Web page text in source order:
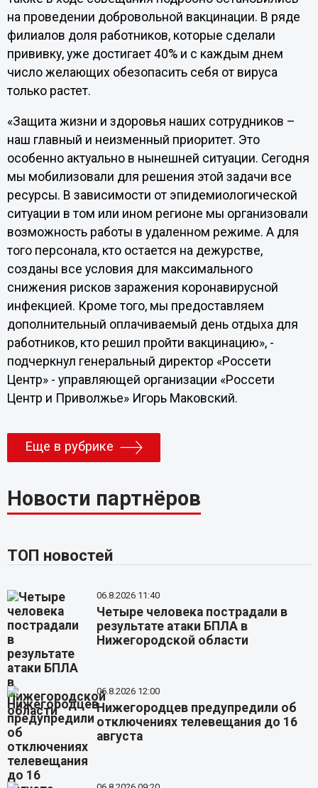
на проведении добровольной вакцинации. В ряде
филиалов доля работников, которые сделали
прививку, уже достигает 40% и с каждым днем
число желающих обезопасить себя от вируса
только растет.
«Защита жизни и здоровья наших сотрудников –
наш главный и неизменный приоритет. Это
особенно актуально в нынешней ситуации. Сегодня
мы мобилизовали для решения этой задачи все
ресурсы. В зависимости от эпидемиологической
ситуации в том или ином регионе мы организовали
возможность работы в удаленном режиме. А для
того персонала, кто остается на дежурстве,
созданы все условия для максимального
снижения рисков заражения коронавирусной
инфекцией. Кроме того, мы предоставляем
дополнительный оплачиваемый день отдыха для
работников, кто решил пройти вакцинацию», -
подчеркнул генеральный директор «Россети
Центр» - управляющей организации «Россети
Центр и Приволжье» Игорь Маковский.
Еще в рубрике
Новости партнёров
ТОП новостей
06.8.2026 11:40
Четыре человека пострадали в
результате атаки БПЛА в
Нижегородской области
06.8.2026 12:00
Нижегородцев предупредили об
отключениях телевещания до 16
августа